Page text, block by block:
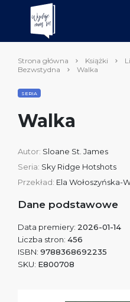
Strona główna Książki
Bezwstydna
Walka
SERIA
Walka
Autor: Sloane St. James
Seria: Sky Ridge Hotshots
Przekład: Ela Wołoszyńska-
Dane podstawowe
Data premiery: 2026-01-14
Liczba stron: 456
ISBN: 9788368692235
SKU: E800708